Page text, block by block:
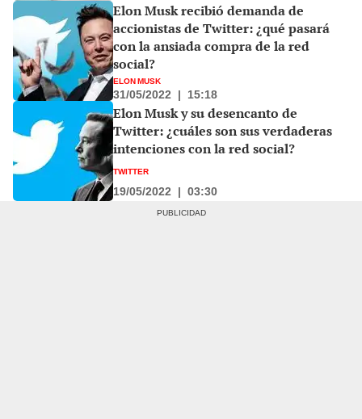
Elon Musk recibió demanda de
accionistas de Twitter: ¿qué pasará
con la ansiada compra de la red
social?
ELON MUSK
31/05/2022
| 15:18
Elon Musk y su desencanto de
Twitter: ¿cuáles son sus verdaderas
intenciones con la red social?
TWITTER
19/05/2022
| 03:30